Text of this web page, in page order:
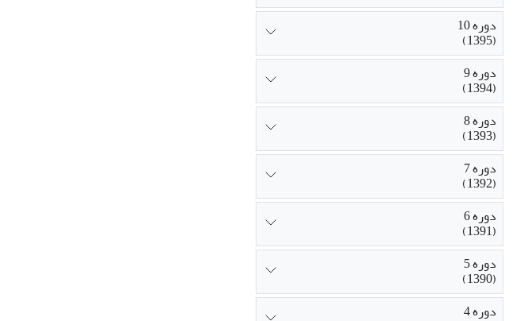
دوره 10
(1395)
دوره 9
(1394)
دوره 8
(1393)
دوره 7
(1392)
دوره 6
(1391)
دوره 5
(1390)
دوره 4